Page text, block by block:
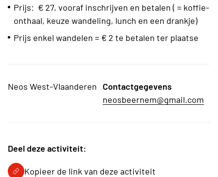
Prijs: € 27, vooraf inschrijven en betalen ( = koffie-
onthaal, keuze wandeling, lunch en een drankje)
Prijs enkel wandelen = € 2 te betalen ter plaatse
Neos West-Vlaanderen
Contactgegevens
neosbeernem@gmail.com
Deel deze activiteit:
Kopieer de link van deze activiteit